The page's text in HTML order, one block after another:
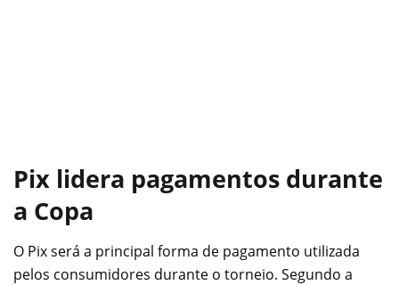
Pix lidera pagamentos durante
a Copa
O Pix será a principal forma de pagamento utilizada
pelos consumidores durante o torneio. Segundo a